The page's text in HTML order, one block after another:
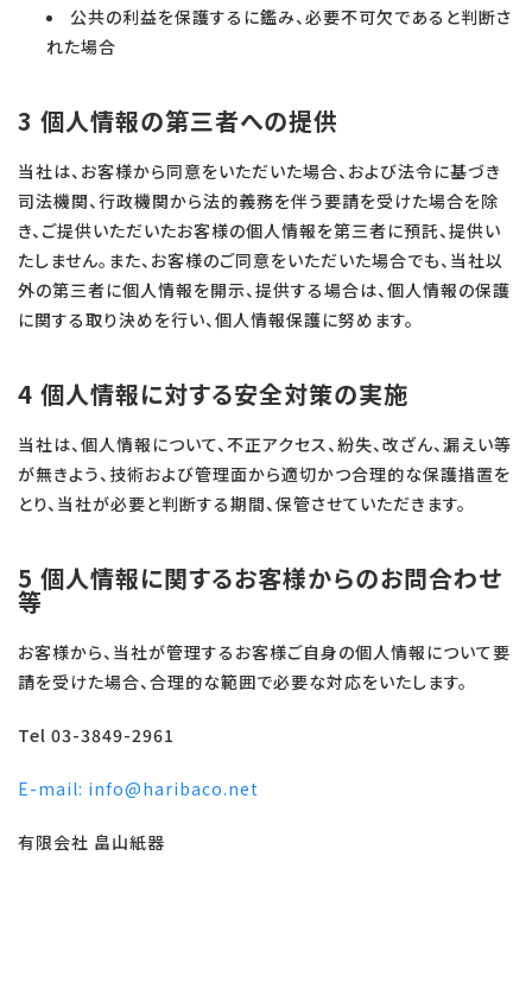
公共の利益を保護するに鑑み、必要不可欠であると判断さ
れた場合
3 個人情報の第三者への提供
当社は、お客様から同意をいただいた場合、および法令に基づき
司法機関、行政機関から法的義務を伴う要請を受けた場合を除
き、ご提供いただいたお客様の個人情報を第三者に預託、提供い
たしません。また、お客様のご同意をいただいた場合でも、当社以
外の第三者に個人情報を開示、提供する場合は、個人情報の保護
に関する取り決めを行い、個人情報保護に努めます。
4 個人情報に対する安全対策の実施
当社は、個人情報について、不正アクセス、紛失、改ざん、漏えい等
が無きよう、技術および管理面から適切かつ合理的な保護措置を
とり、当社が必要と判断する期間、保管させていただきます。
5 個人情報に関するお客様からのお問合わせ
等
お客様から、当社が管理するお客様ご自身の個人情報について要
請を受けた場合、合理的な範囲で必要な対応をいたします。
Tel 03-3849-2961
E-mail: info@haribaco.net
有限会社 畠山紙器